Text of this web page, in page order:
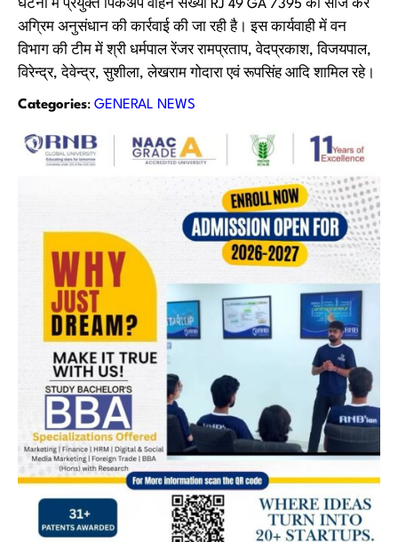
घटना में प्रयुक्त पिकअप वाहन संख्या RJ 49 GA 7395 को सीज कर
अग्रिम अनुसंधान की कार्रवाई की जा रही है। इस कार्यवाही में वन
विभाग की टीम में श्री धर्मपाल रेंजर रामप्रताप, वेदप्रकाश, विजयपाल,
विरेन्द्र, देवेन्द्र, सुशीला, लेखराम गोदारा एवं रूपसिंह आदि शामिल रहे।
Categories: GENERAL NEWS